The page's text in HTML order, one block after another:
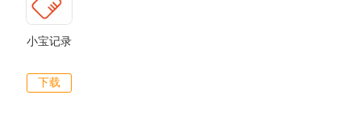
小宝记录
下载